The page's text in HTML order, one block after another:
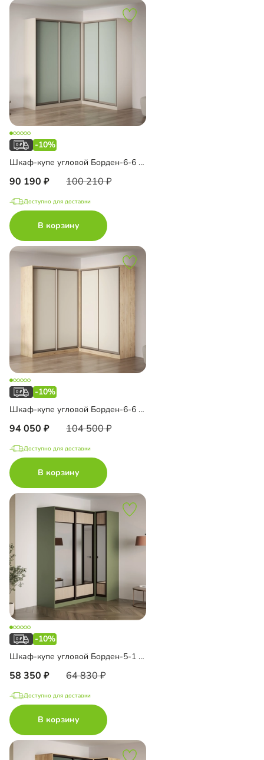
-10%
Шкаф-купе угловой Борден-6-6 2000 Премиум
90 190 100 210
Доступно для доставки
В корзину
-10%
Шкаф-купе угловой Борден-6-6 2200 Премиум
94 050 104 500
Доступно для доставки
В корзину
-10%
Шкаф-купе угловой Борден-5-1 1000 Премиум
58 350 64 830
Доступно для доставки
В корзину